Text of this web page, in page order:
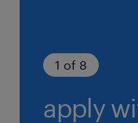
collega's aan
1 of 8
apply